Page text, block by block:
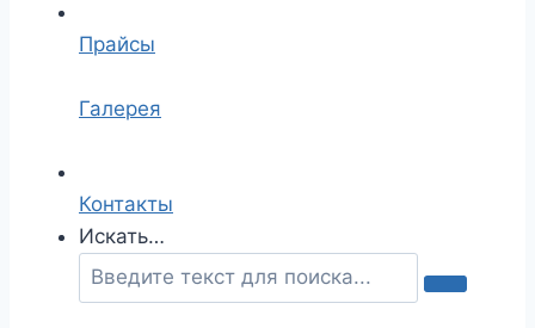
Прайсы
Галерея
Контакты
Искать…